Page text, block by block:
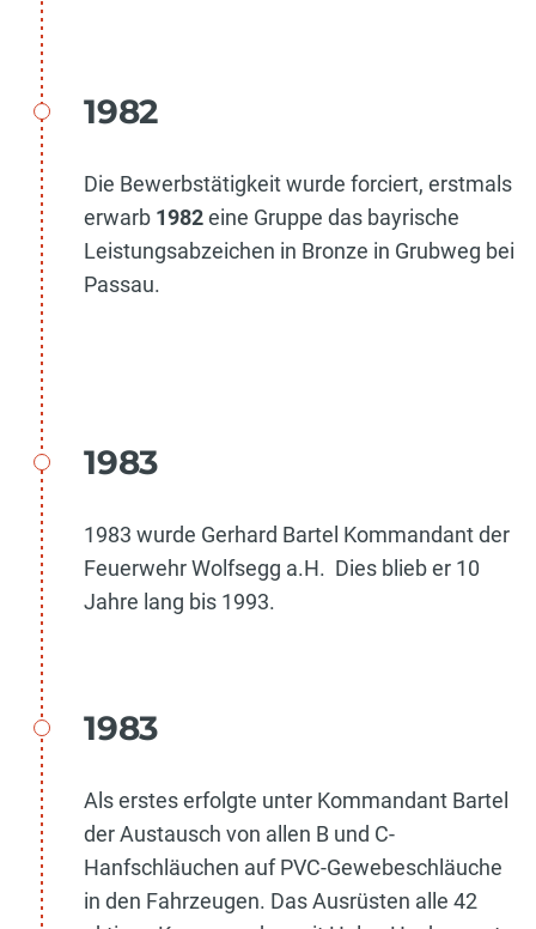
1982
Die Bewerbstätigkeit wurde forciert, erstmals
erwarb 1982eine Gruppe das bayrische
Leistungsabzeichen in Bronze in Grubweg bei
Passau.
1983
1983 wurde Gerhard Bartel Kommandant der
Feuerwehr Wolfsegg a.H. Dies blieb er 10
Jahre lang bis 1993.
1983
Als erstes erfolgte unter Kommandant Bartel
der Austausch von allen B und C-
Hanfschläuchen auf PVC-Gewebeschläuche
in den Fahrzeugen. Das Ausrüsten alle 42